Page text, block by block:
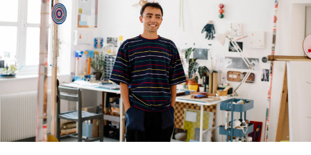
ESPACES DE PRATIQUE ARTISTIQUE ↓
Recherche
Connexion